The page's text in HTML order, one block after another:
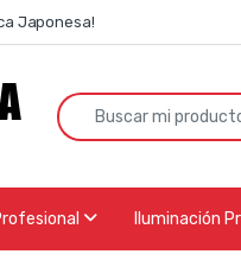
Japonesa!
Search for:
Iluminación